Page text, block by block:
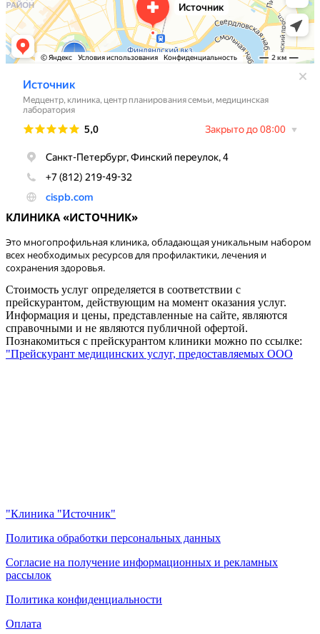
КЛИНИКА «ИСТОЧНИК»
Это многопрофильная клиника, обладающая уникальным набором
всех необходимых ресурсов для профилактики, лечения и
сохранения здоровья.
Стоимость услуг определяется в соответствии с
прейскурантом, действующим на момент оказания услуг.
Информация и цены, представленные на сайте, являются
справочными и не являются публичной офертой.
Познакомиться с прейскурантом клиники можно по ссылке:
"Прейскурант медицинских услуг, предоставляемых ООО
"Клиника "Источник"
Политика обработки персональных данных
Согласие на получение информационных и рекламных
рассылок
Политика конфиденциальности
Оплата